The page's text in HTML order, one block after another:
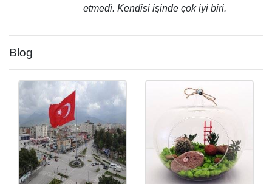
etmedi. Kendisi işinde çok iyi biri.
Blog